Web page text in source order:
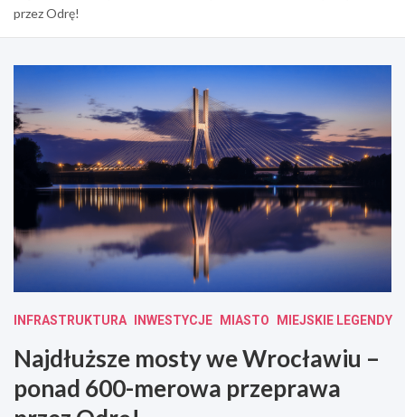
przez Odrę!
INFRASTRUKTURA INWESTYCJE MIASTO MIEJSKIE LEGENDY
Najdłuższe mosty we Wrocławiu –
ponad 600-merowa przeprawa